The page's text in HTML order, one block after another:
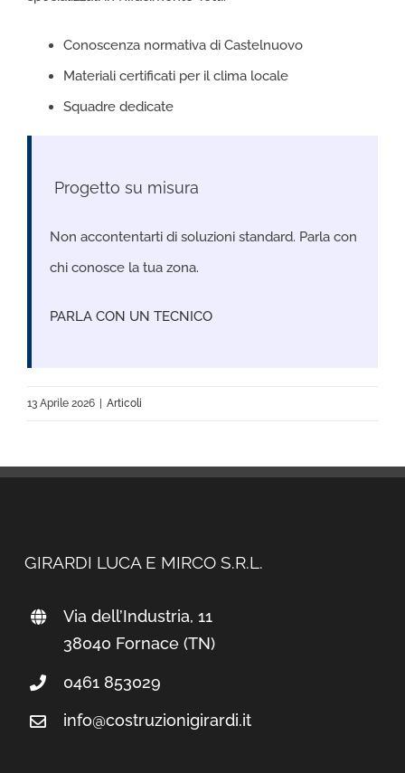
Conoscenza normativa di Castelnuovo
Materiali certificati per il clima locale
Squadre dedicate
️ Progetto su misura
Non accontentarti di soluzioni standard. Parla con
chi conosce la tua zona.
PARLA CON UN TECNICO
13 Aprile 2026 Articoli
GIRARDI LUCA E MIRCO S.R.L.
Via dell’Industria, 11
38040 Fornace (TN)
0461 853029
info@costruzionigirardi.it